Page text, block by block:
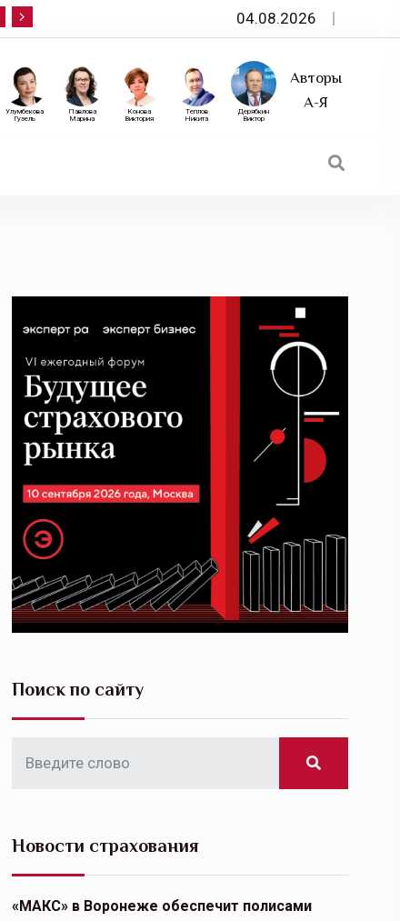
10 сентября — «Эксперт РА» приглашает на
04.08.2026
Авторы
А-Я
Дерябкин
Виктор
Теплов
Никита
Конова
Виктория
Павлова
Марина
Улумбекова
Гузель
Поиск по сайту
Новости страхования
«МАКС» в Воронеже обеспечит полисами